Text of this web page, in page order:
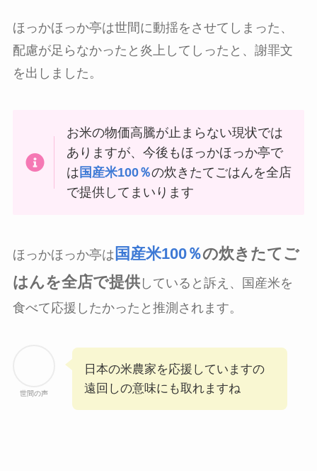
ほっかほっか亭は世間に動揺をさせてしまった、
配慮が足らなかったと炎上してしったと、謝罪文
を出しました。
お米の物価高騰が止まらない現状では
ありますが、今後もほっかほっか亭で
は 国産米100％の炊きたてごはんを全店
で提供してまいります
ほっかほっか亭は 国産米100％の炊きたてご
はんを全店で提供していると訴え、国産米を
食べて応援したかったと推測されます。
世間の声
日本の米農家を応援していますの
遠回しの意味にも取れますね